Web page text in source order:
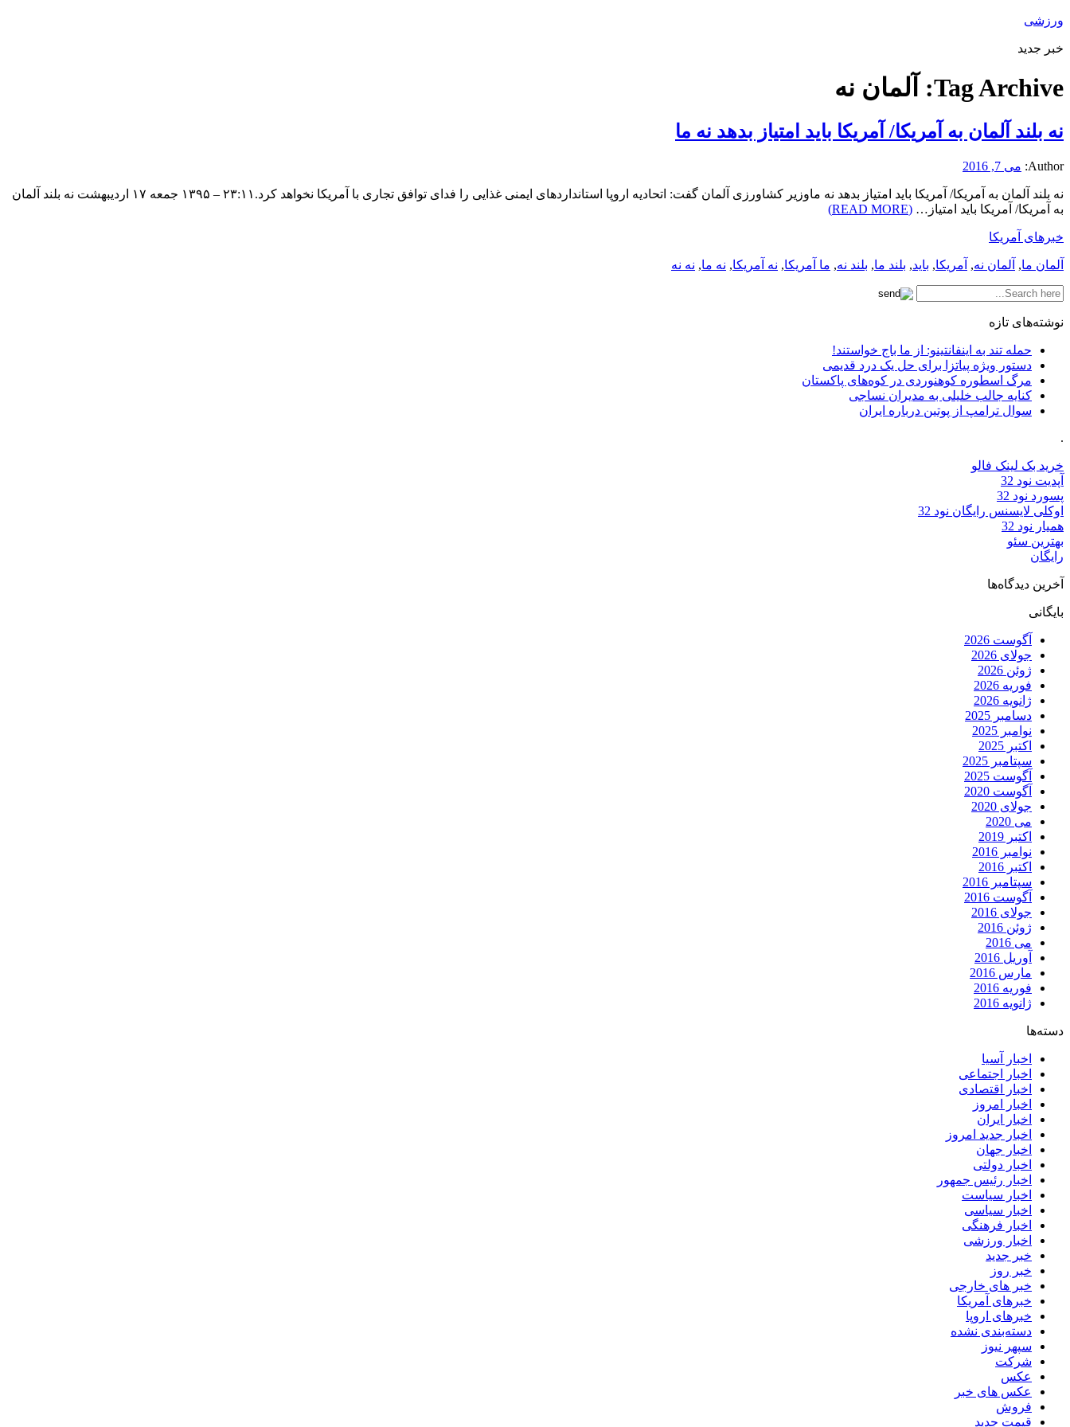
ورزشی
خبر جدید
Tag Archive: آلمان نه
نه بلند آلمان به آمریکا/ آمریکا باید امتیاز بدهد نه ما
Author: می 7, 2016
نه بلند آلمان به آمریکا/ آمریکا باید امتیاز بدهد نه ماوزیر کشاورزی آلمان گفت: اتحادیه اروپا استانداردهای ایمنی غذایی را فدای توافق تجاری با آمریکا نخواهد کرد.۲۳:۱۱ – ۱۳۹۵ جمعه ۱۷ اردیبهشت نه بلند آلمان
به آمریکا/ آمریکا باید امتیاز… (READ MORE)
خبرهای آمریکا
آلمان ما, آلمان نه, آمریکا, باید, بلند ما, بلند نه, ما آمریکا, نه آمریکا, نه ما, نه نه
نوشته‌های تازه
حمله تند به اینفانتینو: از ما باج خواستند!
دستور ویژه پیاتزا برای حل یک درد قدیمی
مرگ اسطوره کوهنوردی در کوه‌های پاکستان
کنایه جالب خلیلی به مدیران نساجی
سوال ترامپ از پوتین درباره ایران
.
خرید بک لینک فالو
آپدیت نود 32
پسورد نود 32
اوکلی لایسنس رایگان نود 32
همیار نود 32
بهترین سئو
رایگان
آخرین دیدگاه‌ها
بایگانی
آگوست 2026
جولای 2026
ژوئن 2026
فوریه 2026
ژانویه 2026
دسامبر 2025
نوامبر 2025
اکتبر 2025
سپتامبر 2025
آگوست 2025
آگوست 2020
جولای 2020
می 2020
اکتبر 2019
نوامبر 2016
اکتبر 2016
سپتامبر 2016
آگوست 2016
جولای 2016
ژوئن 2016
می 2016
آوریل 2016
مارس 2016
فوریه 2016
ژانویه 2016
دسته‌ها
اخبار آسیا
اخبار اجتماعی
اخبار اقتصادی
اخبار امروز
اخبار ایران
اخبار جدید امروز
اخبار جهان
اخبار دولتی
اخبار رئیس جمهور
اخبار سیاست
اخبار سیاسی
اخبار فرهنگی
اخبار ورزشی
خبر جدید
خبر روز
خبر های خارجی
خبرهای آمریکا
خبرهای اروپا
دسته‌بندی نشده
سپهر نیوز
شرکت
عکس
عکس های خبر
فروش
قیمت جدید